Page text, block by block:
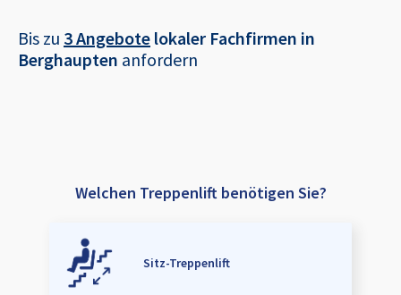
Bis zu 3 Angebote lokaler Fachfirmen in
Berghaupten anfordern
Welchen Treppenlift benötigen Sie?
Sitz-Treppenlift